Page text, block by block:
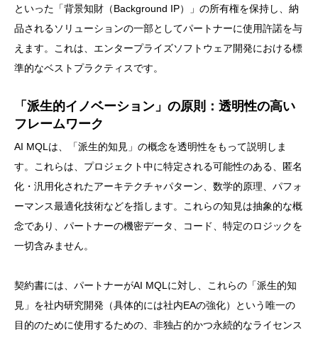
といった「背景知財（Background IP）」の所有権を保持し、納
品されるソリューションの一部としてパートナーに使用許諾を与
えます。これは、エンタープライズソフトウェア開発における標
準的なベストプラクティスです。
「派生的イノベーション」の原則：透明性の高い
フレームワーク
AI MQLは、「派生的知見」の概念を透明性をもって説明しま
す。これらは、プロジェクト中に特定される可能性のある、匿名
化・汎用化されたアーキテクチャパターン、数学的原理、パフォ
ーマンス最適化技術などを指します。これらの知見は抽象的な概
念であり、パートナーの機密データ、コード、特定のロジックを
一切含みません。
契約書には、パートナーがAI MQLに対し、これらの「派生的知
見」を社内研究開発（具体的には社内EAの強化）という唯一の
目的のために使用するための、非独占的かつ永続的なライセンス